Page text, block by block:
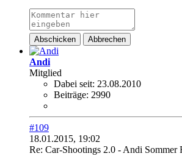
Abschicken Abbrechen
Andi
Mitglied
Dabei seit: 23.08.2010
Beiträge: 2990
#109
18.01.2015, 19:02
Re: Car-Shootings 2.0 - Andi Sommer